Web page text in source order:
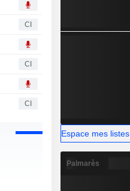
CI
CI
CI
Espace mes listes
Palmarès